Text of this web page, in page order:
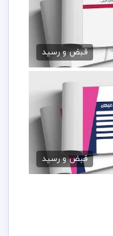
قبض و رسید
قبض و رسید